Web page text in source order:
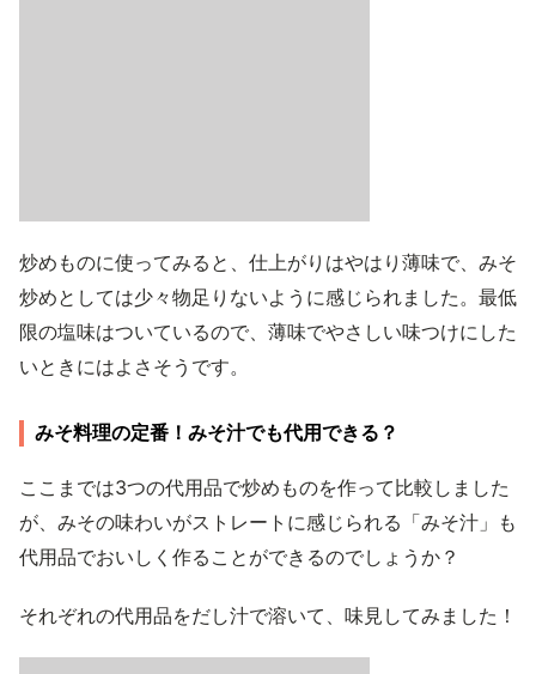
炒めものに使ってみると、仕上がりはやはり薄味で、みそ
炒めとしては少々物足りないように感じられました。最低
限の塩味はついているので、薄味でやさしい味つけにした
いときにはよさそうです。
みそ料理の定番！みそ汁でも代用できる？
ここまでは3つの代用品で炒めものを作って比較しました
が、みその味わいがストレートに感じられる「みそ汁」も
代用品でおいしく作ることができるのでしょうか？
それぞれの代用品をだし汁で溶いて、味見してみました！